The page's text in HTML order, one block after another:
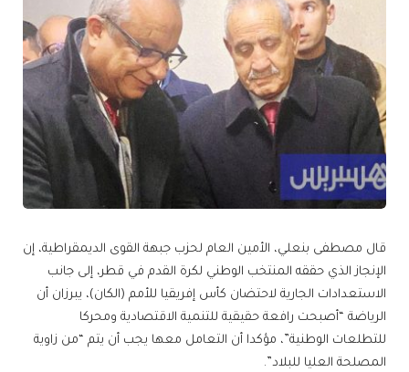
قال مصطفى بنعلي، الأمين العام لحزب جبهة القوى الديمقراطية، إن
الإنجاز الذي حققه المنتخب الوطني لكرة القدم في قطر، إلى جانب
الاستعدادات الجارية لاحتضان كأس إفريقيا للأمم (الكان)، يبرزان أن
الرياضة “أصبحت رافعة حقيقية للتنمية الاقتصادية ومحركا
للتطلعات الوطنية”، مؤكدا أن التعامل معها يجب أن يتم “من زاوية
المصلحة العليا للبلاد”.